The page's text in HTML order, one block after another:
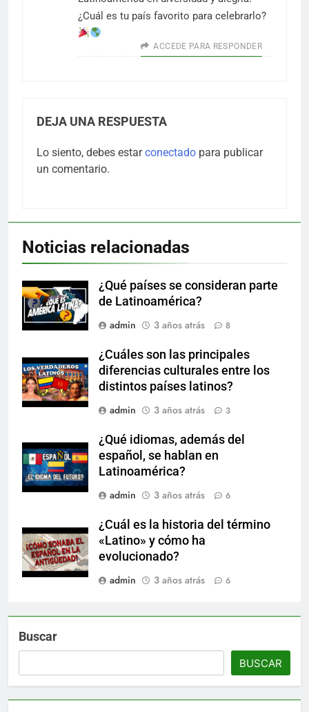
¿Cuál es tu país favorito para celebrarlo?
ACCEDE PARA RESPONDER
DEJA UNA RESPUESTA
Lo siento, debes estarconectado para publicar
un comentario.
Noticias relacionadas
¿Qué países se consideran parte
de Latinoamérica?
admin
3 años atrás 8
¿Cuáles son las principales
diferencias culturales entre los
distintos países latinos?
admin
3 años atrás 3
¿Qué idiomas, además del
español, se hablan en
Latinoamérica?
admin
3 años atrás 6
¿Cuál es la historia del término
«Latino» y cómo ha
evolucionado?
admin
3 años atrás 6
Buscar
BUSCAR